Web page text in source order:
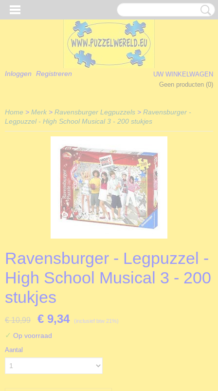
Inloggen Registreren
UW WINKELWAGEN
Geen producten (0)
Home > Merk > Ravensburger Legpuzzels > Ravensburger -
Legpuzzel - High School Musical 3 - 200 stukjes
Ravensburger - Legpuzzel -
High School Musical 3 - 200
stukjes
€ 10,99 € 9,34 (inclusief btw 21%)
✓ Op voorraad
Aantal